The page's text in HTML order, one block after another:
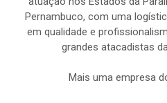
Pernambuco, com uma
em qualidade e
grandes atacadistas
Mais uma empresa